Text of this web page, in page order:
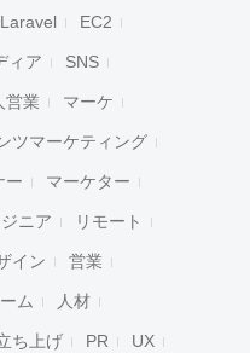
Laravel EC2
ィア SNS
営業 マーケ
ツマーケティング
ー マーケター
ニア リモート
イン 営業
ム 人材
ち上げ PR UX